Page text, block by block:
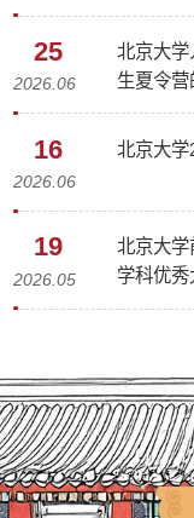
院（含
交叉”夏
25
2026.06
北京大学
生夏令营
16
2026.06
北京大学
19
2026.05
北京大学
学科优秀